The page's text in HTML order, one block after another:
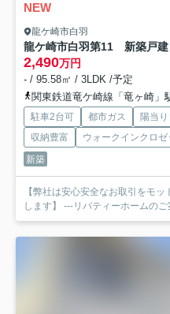
NEW
龍ケ崎市白羽
龍ケ崎市白羽第11 新築戸
2,490万円
- / 95.58㎡ / 3LDK /予定
関東鉄道竜ケ崎線「竜ヶ崎」
駐車2台可 都市ガス 陽当
収納豊富
ウォークインクロゼ
新築
【弊社は安心安全なお取引をモ
します】 ---リバティーホームの